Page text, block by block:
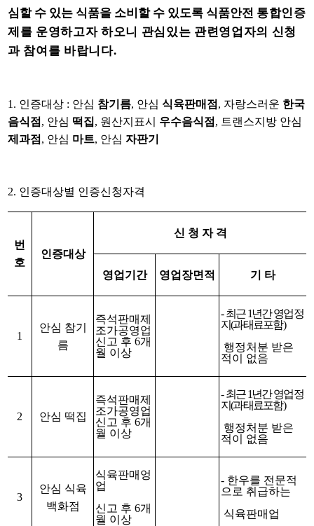
심할 수 있는 식품을 소비할 수 있도록 식품안전 통합인증
제를 운영하고자 하오니 관심있는 관련영업자의 신청
과 참여를 바랍니다.
1. 인증대상 : 안심 참기름, 안심 식육판매점 , 자랑스러운 한국
음식점 , 안심 떡집, 원산지표시 우수음식점 , 트랜스지방 안심
제과점 , 안심 마트, 안심 자판기
2. 인증대상별 인증신청자격
번
호
인증대상
신 청 자 격
영업기간 영업장면적 기 타
1
안심 참기
름
즉석판매제
조가공영업
신고 후 6개
월 이상
-최근 1년간 영업정
지(과태료포함)
행정처분 받은
적이 없음
2 안심 떡집
즉석판매제
조가공영업
신고 후 6개
월 이상
-최근 1년간 영업정
지(과태료포함)
행정처분 받은
적이 없음
3
안심 식육
백화점
식육판매엉
업
신고 후 6개
월 이상
- 한우를 전문적
으로 취급하는
식육판매업